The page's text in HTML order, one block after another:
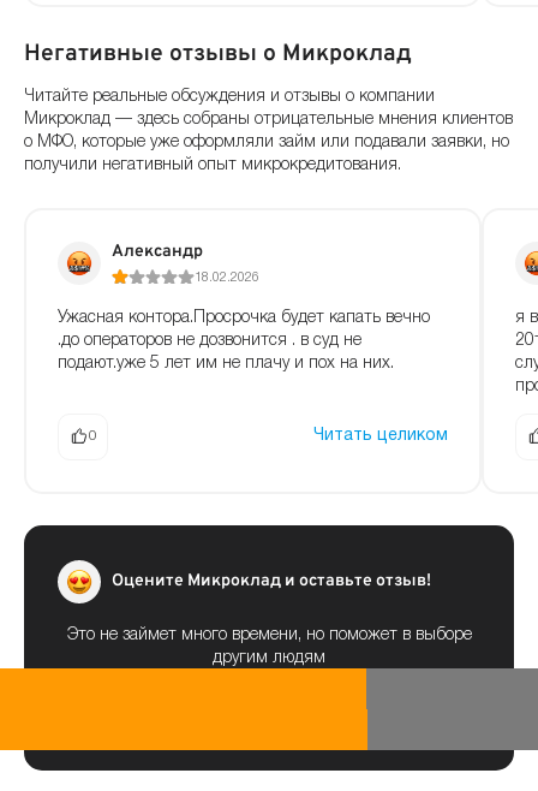
Негативные отзывы о Микроклад
Читайте реальные обсуждения и отзывы о компании
Микроклад — здесь собраны отрицательные мнения клиентов
о МФО, которые уже оформляли займ или подавали заявки, но
получили негативный опыт микрокредитования.
Александр
18.02.2026
Ужасная контора.Просрочка будет капать вечно
.до операторов не дозвонится . в суд не
подают.уже 5 лет им не плачу и пох на них.
0 Читать целиком
я
Оцените Микроклад и оставьте отзыв!
Это не займет много времени, но поможет в выборе
другим людям